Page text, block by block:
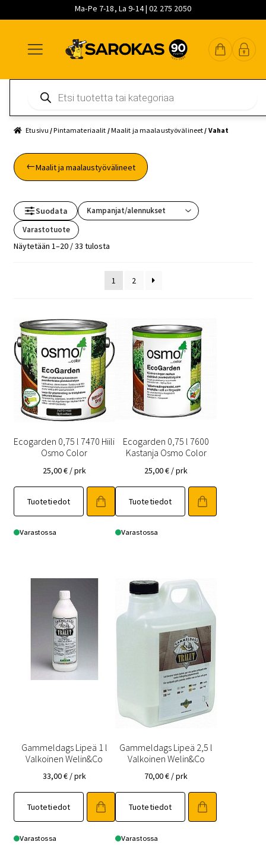
Ma-Pe 7-18, La 9-14 | 02 275 2050
navigointiin
sisältöön
pääsisältöön
search
Etusivu /Pintamateriaalit /Maalit ja maalaustyövälineet / Vahat
Maalit ja maalaustyövälineet
Suodata
Varastotuote
Näytetään 1–20 / 33 tulosta
1 2
Ecogarden 0,75 l 7470 Hiili
Osmo Color
25,00€ / prk
Tuotetiedot
Varastossa
Ecogarden 0,75 l 7600
Kastanja Osmo Color
25,00€ / prk
Tuotetiedot
Varastossa
Gammeldags Lipeä 1 l
Valkoinen Welin&Co
33,00€ / prk
Tuotetiedot
Varastossa
Gammeldags Lipeä 2,5 l
Valkoinen Welin&Co
70,00€ / prk
Tuotetiedot
Varastossa